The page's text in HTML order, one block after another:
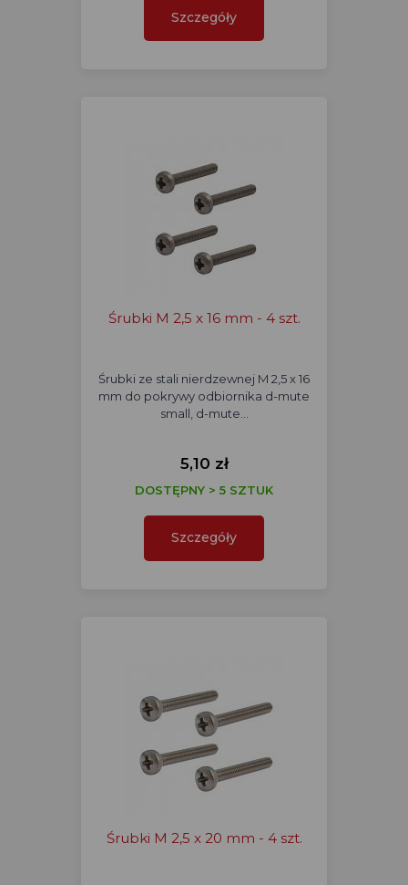
Szczegóły
Śrubki M 2,5 x 16 mm - 4 szt.
Śrubki ze stali nierdzewnej M 2,5 x 16
mm do pokrywy odbiornika d-mute
small, d-mute…
5,10 zł
DOSTĘPNY > 5 SZTUK
Szczegóły
Śrubki M 2,5 x 20 mm - 4 szt.